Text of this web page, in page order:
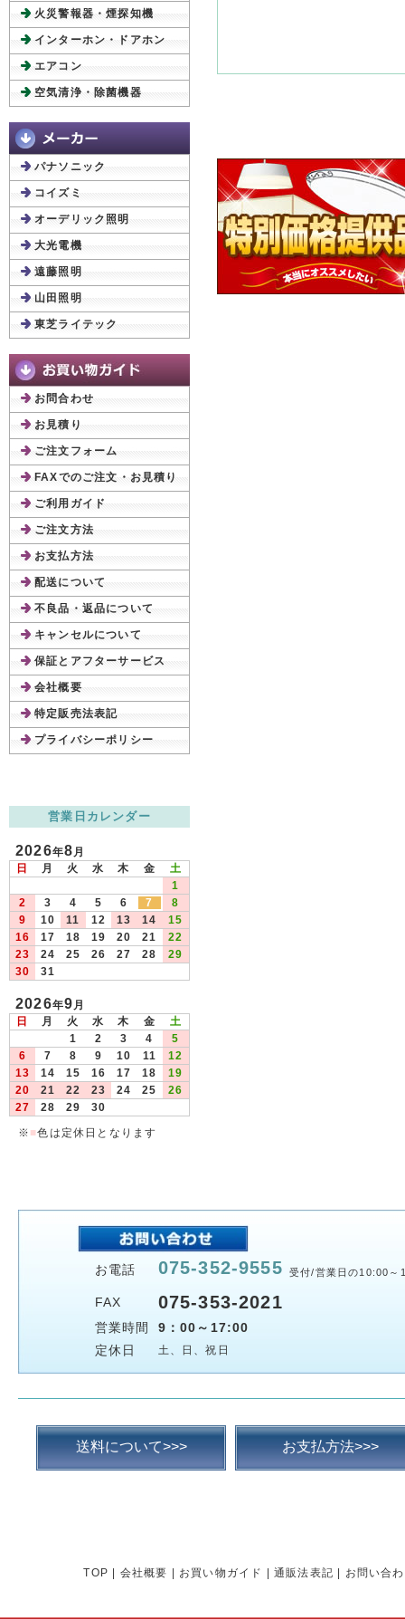
火災警報器・煙探知機
インターホン・ドアホン
エアコン
空気清浄・除菌機器
パナソニック
コイズミ
オーデリック照明
大光電機
遠藤照明
山田照明
東芝ライテック
お問合わせ
お見積り
ご注文フォーム
FAXでのご注文・お見積り
ご利用ガイド
ご注文方法
お支払方法
配送について
不良品・返品について
キャンセルについて
保証とアフターサービス
会社概要
特定販売法表記
プライバシーポリシー
営業日カレンダー
2026年8月
日
月 火 水 木 金
土
1
2
3 4 5 6 7
8
9
10 11 12 13 14
15
16
17 18 19 20 21
22
23
24 25 26 27 28
29
30
31
2026年9月
日
月 火 水 木 金
土
1
2 3 4
5
6
7 8 9 10 11
12
13
14 15 16 17 18
19
20
21 22 23 24 25
26
27
28 29
30
※ ■色は定休日となります
お電話 075-352-9555 受付/営業日の10:00～
FAX 075-353-2021
営業時間
9：00～17:00
定休日
土、日、祝日
送料について>>> お支払方法>>>
TOP 会社概要 お買い物ガイド 通販法表記 お問い合